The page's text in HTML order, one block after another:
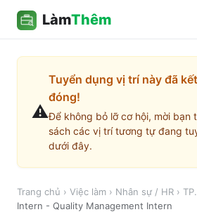
LàmThêm
⚠️
Tuyển dụng vị trí này đã
đóng!
Để không bỏ lỡ cơ hội, mời bạn
sách các vị trí tương tự đang
dưới đây.
Trang chủ › Việc làm › Nhân sự / HR ›
Intern - Quality Management Intern